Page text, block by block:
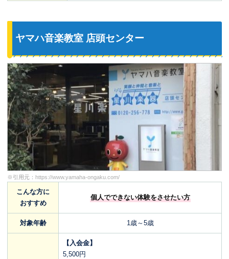
ヤマハ音楽教室 店頭センター
※引用元： https://www.yamaha-ongaku.com/
こんな方に
おすすめ
個人でできない体験をさせたい方
対象年齢 1歳～5歳
【入会金】
5,500円